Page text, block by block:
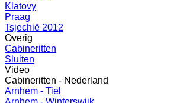
Klatovy
Praag
Tsjechië 2012
Overig
Cabineritten
Sluiten
Video
Cabineritten - Nederland
Arnhem - Tiel